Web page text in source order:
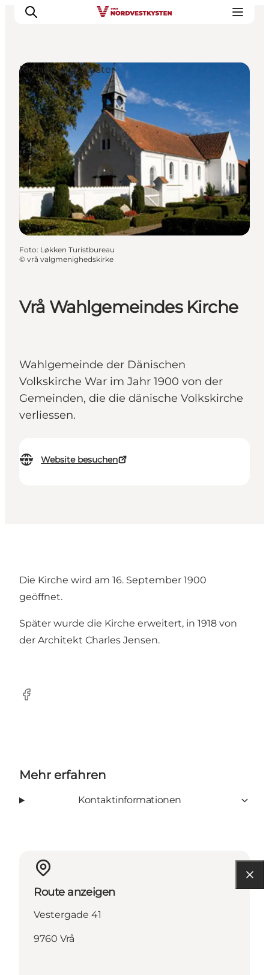
Urlaubsorte
Inspiration
Events
Unterkunft
Mach deine Urlaubsplanung
Vrå Wahlgemeindes Kirche
Wahlgemeinde der Dänischen
Volkskirche War im Jahr 1900 von der
Gemeinden, die die dänische Volkskirche
verliessen.
Website besuchen
Kirchen und Klöster
Foto: Løkken Turistbureau
© vrå valgmenighedskirke
Die Kirche wird am 16. September 1900
geöffnet.
Später wurde die Kirche erweitert, in 1918 von
der Architekt Charles Jensen.
Facebook
Mehr erfahren
Kontaktinformationen
Route anzeigen
Vestergade 41
9760 Vrå